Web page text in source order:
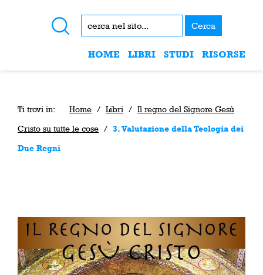
Cerca
HOME LIBRI STUDI RISORSE
Ti trovi in: Home / Libri / Il regno del Signore Gesù
Cristo su tutte le cose / 3. Valutazione della Teologia dei
Due Regni